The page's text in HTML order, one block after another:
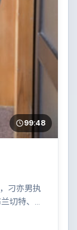
99:48
刁亦男执
切特、汤
霓虹下的